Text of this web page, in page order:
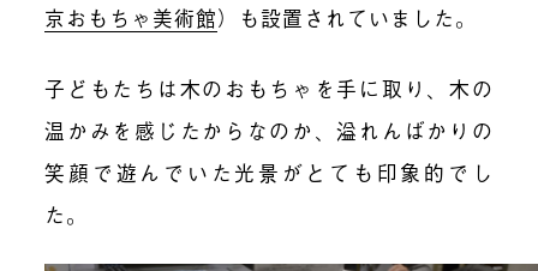
京おもちゃ美術館）も設置されていました。
子どもたちは木のおもちゃを手に取り、木の
温かみを感じたからなのか、溢れんばかりの
笑顔で遊んでいた光景がとても印象的でし
た。